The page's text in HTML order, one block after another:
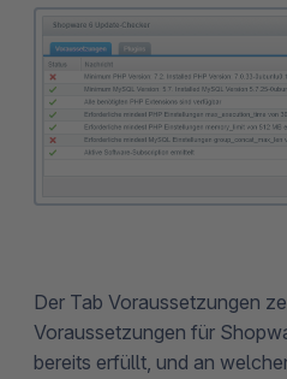
Der Tab Voraussetzungen
Voraussetzungen für
bereits erfüllt, und an